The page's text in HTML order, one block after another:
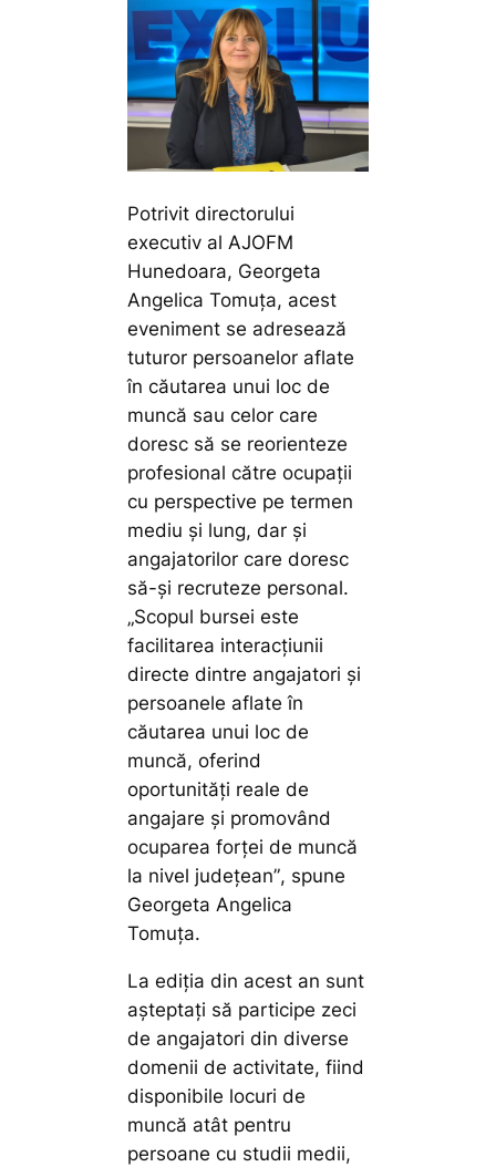
Potrivit directorului
executiv al AJOFM
Hunedoara, Georgeta
Angelica Tomuța, acest
eveniment se adresează
tuturor persoanelor aflate
în căutarea unui loc de
muncă sau celor care
doresc să se reorienteze
profesional către ocupații
cu perspective pe termen
mediu și lung, dar și
angajatorilor care doresc
să-și recruteze personal.
„Scopul bursei este
facilitarea interacțiunii
directe dintre angajatori și
persoanele aflate în
căutarea unui loc de
muncă, oferind
oportunități reale de
angajare și promovând
ocuparea forței de muncă
la nivel județean”, spune
Georgeta Angelica
Tomuța.
La ediția din acest an sunt
așteptați să participe zeci
de angajatori din diverse
domenii de activitate, fiind
disponibile locuri de
muncă atât pentru
persoane cu studii medii,